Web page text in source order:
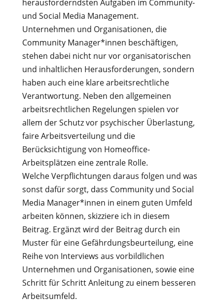
herausforderndsten Aufgaben im Community-
und Social Media Management.
Unternehmen und Organisationen, die
Community Manager*innen beschäftigen,
stehen dabei nicht nur vor organisatorischen
und inhaltlichen Herausforderungen, sondern
haben auch eine klare arbeitsrechtliche
Verantwortung. Neben den allgemeinen
arbeitsrechtlichen Regelungen spielen vor
allem der Schutz vor psychischer Überlastung,
faire Arbeitsverteilung und die
Berücksichtigung von Homeoffice-
Arbeitsplätzen eine zentrale Rolle.
Welche Verpflichtungen daraus folgen und was
sonst dafür sorgt, dass Community und Social
Media Manager*innen in einem guten Umfeld
arbeiten können, skizziere ich in diesem
Beitrag. Ergänzt wird der Beitrag durch ein
Muster für eine Gefährdungsbeurteilung, eine
Reihe von Interviews aus vorbildlichen
Unternehmen und Organisationen, sowie eine
Schritt für Schritt Anleitung zu einem besseren
Arbeitsumfeld.